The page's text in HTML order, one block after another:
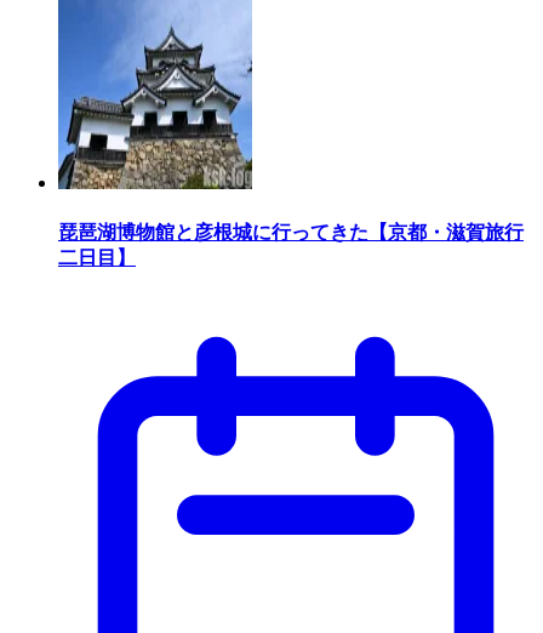
琵琶湖博物館と彦根城に行ってきた【京都・滋賀旅行
二日目】